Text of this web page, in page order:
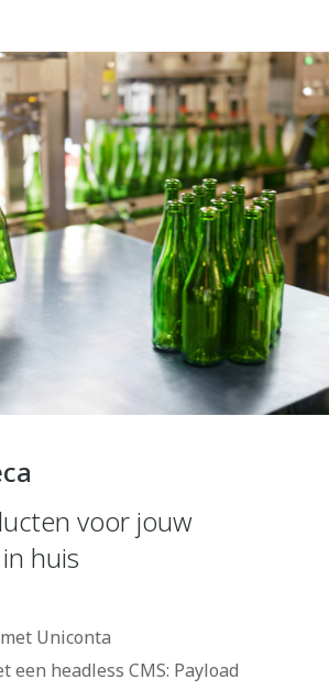
voor jouw
huis
Uniconta
een headless CMS: Payload